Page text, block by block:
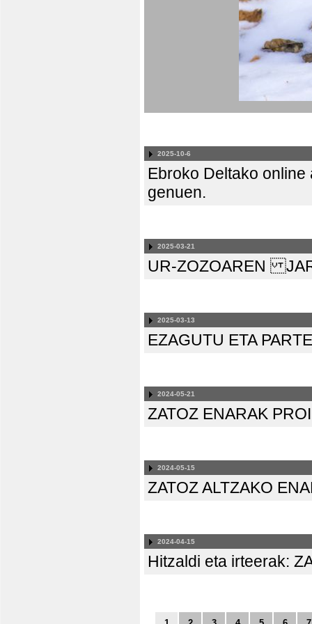
2025-10-6
Ebroko Deltako
genuen.
2025-03-21
UR-ZOZOAREN
2025-03-13
EZAGUTU ETA
2024-05-21
ZATOZ ENARAK
2024-05-15
ZATOZ ALTZAKO
2024-04-15
Hitzaldi eta irteerak: